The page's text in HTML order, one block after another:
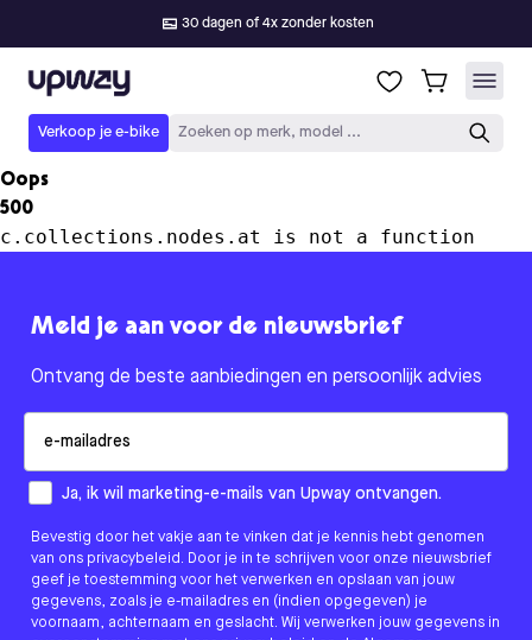
30 dagen of 4x zonder kosten
Upway
Verkoop je e-bike Zoeken op merk, model ...
Oops
500
c.collections.nodes.at is not a function
Meld je aan voor de nieuwsbrief
Ontvang de beste aanbiedingen en persoonlijk advies
How would you like to hear from us?
Ja, ik wil marketing-e-mails van Upway ontvangen.
Bevestig door het vakje aan te vinken dat je kennis hebt genomen
van ons privacybeleid. Door je in te schrijven voor onze nieuwsbrief
geef je toestemming voor het verwerken en opslaan van jouw
gegevens, zoals je e-mailadres en (indien opgegeven) je
voornaam, achternaam en geslacht. Wij verwerken jouw gegevens in